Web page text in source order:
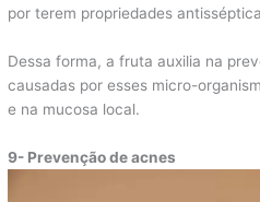
por terem propriedades
Dessa forma, a fruta auxilia na
causadas por esses micro-
e na mucosa local.
9- Prevenção de acnes